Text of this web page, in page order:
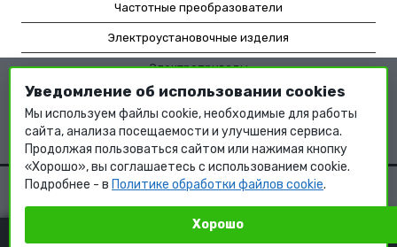
Частотные преобразователи
Электроустановочные изделия
Электроприводы
Насосное оборудование
Мотор-редукторы
Уведомление об использовании cookies
Мы используем файлы cookie, необходимые для работы
сайта, анализа посещаемости и улучшения сервиса.
Продолжая пользоваться сайтом или нажимая кнопку
«Хорошо», вы соглашаетесь с использованием cookie.
Подробнее - в Политике обработки файлов cookie.
Хорошо